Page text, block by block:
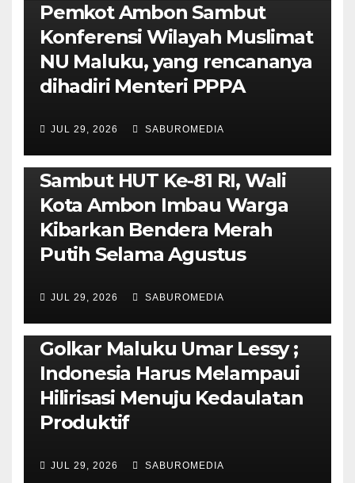
Pemkot Ambon Sambut
Konferensi Wilayah Muslimat
NU Maluku, yang rencananya
dihadiri Menteri PPPA
JUL 29, 2026 SABUROMEDIA
AMBON METRO POLITIK & PEMERINTAHAN
Sambut HUT Ke-81 RI, Wali
Kota Ambon Imbau Warga
Kibarkan Bendera Merah
Putih Selama Agustus
JUL 29, 2026 SABUROMEDIA
PENDIDIKAN & OLAHRAGA THE MOLUCCAS
Isi Materi LK-III HMI, Ketua
Golkar Maluku Umar Lessy ;
Indonesia Harus Melampaui
Hilirisasi Menuju Kedaulatan
Produktif
JUL 29, 2026 SABUROMEDIA